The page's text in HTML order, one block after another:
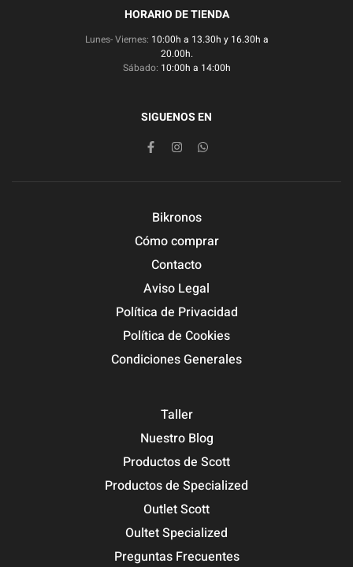
HORARIO DE TIENDA
Lunes- Viernes: 10:00h a 13.30h y 16.30h a
20.00h.
Sábado: 10:00h a 14:00h
SIGUENOS EN
Bikronos
Cómo comprar
Contacto
Aviso Legal
Política de Privacidad
Política de Cookies
Condiciones Generales
Taller
Nuestro Blog
Productos de Scott
Productos de Specialized
Outlet Scott
Oultet Specialized
Preguntas Frecuentes